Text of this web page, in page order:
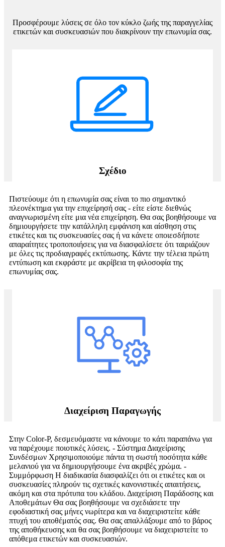
Προσφέρουμε λύσεις σε όλο τον κύκλο ζωής της παραγγελίας
ετικετών και συσκευασιών που διακρίνουν την επωνυμία σας.
Σχέδιο
Πιστεύουμε ότι η επωνυμία σας είναι το πιο σημαντικό
πλεονέκτημα για την επιχείρησή σας - είτε είστε διεθνώς
αναγνωρισμένη είτε μια νέα επιχείρηση. Θα σας βοηθήσουμε να
δημιουργήσετε την κατάλληλη εμφάνιση και αίσθηση στις
ετικέτες και τις συσκευασίες σας ή να κάνετε οποιεσδήποτε
απαραίτητες τροποποιήσεις για να διασφαλίσετε ότι ταιριάζουν
με όλες τις προδιαγραφές εκτύπωσης. Κάντε την τέλεια πρώτη
εντύπωση και εκφράστε με ακρίβεια τη φιλοσοφία της
επωνυμίας σας.
Διαχείριση Παραγωγής
Στην Color-P, δεσμευόμαστε να κάνουμε το κάτι παραπάνω για
να παρέχουμε ποιοτικές λύσεις. - Σύστημα Διαχείρισης
Συνδέσμων Χρησιμοποιούμε πάντα τη σωστή ποσότητα κάθε
μελανιού για να δημιουργήσουμε ένα ακριβές χρώμα. -
Συμμόρφωση Η διαδικασία διασφαλίζει ότι οι ετικέτες και οι
συσκευασίες πληρούν τις σχετικές κανονιστικές απαιτήσεις,
ακόμη και στα πρότυπα του κλάδου. Διαχείριση Παράδοσης και
Αποθεμάτων Θα σας βοηθήσουμε να σχεδιάσετε την
εφοδιαστική σας μήνες νωρίτερα και να διαχειριστείτε κάθε
πτυχή του αποθέματός σας. Θα σας απαλλάξουμε από το βάρος
της αποθήκευσης και θα σας βοηθήσουμε να διαχειριστείτε το
απόθεμα ετικετών και συσκευασιών.